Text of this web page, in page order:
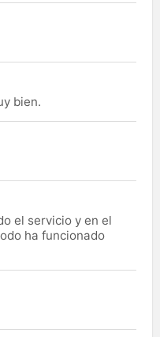
bien.
el servicio y en el
ha funcionado